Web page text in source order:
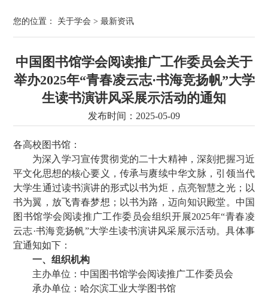
您的位置： 关于学会 > 最新资讯
中国图书馆学会阅读推广工作委员会关于
举办2025年“青春凌云志·书海竞扬帆”大学
生读书演讲风采展示活动的通知
发布时间：2025-05-09
各高校图书馆：
为深入学习宣传贯彻党的二十大精神，深刻把握习近
平文化思想的核心要义，传承与赓续中华文脉，引领当代
大学生通过读书演讲的形式以书为炬，点亮智慧之光；以
书为翼，放飞青春梦想；以书为路，迈向知识殿堂。中国
图书馆学会阅读推广工作委员会组织开展2025年“青春凌
云志·书海竞扬帆”大学生读书演讲风采展示活动。具体事
宜通知如下：
一、组织机构
主办单位：中国图书馆学会阅读推广工作委员会
承办单位：哈尔滨工业大学图书馆